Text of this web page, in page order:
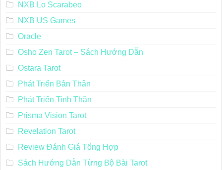
NXB Lo Scarabeo
NXB US Games
Oracle
Osho Zen Tarot – Sách Hướng Dẫn
Ostara Tarot
Phát Triển Bản Thân
Phát Triển Tinh Thần
Prisma Vision Tarot
Revelation Tarot
Review Đánh Giá Tổng Hợp
Sách Hướng Dẫn Từng Bộ Bài Tarot